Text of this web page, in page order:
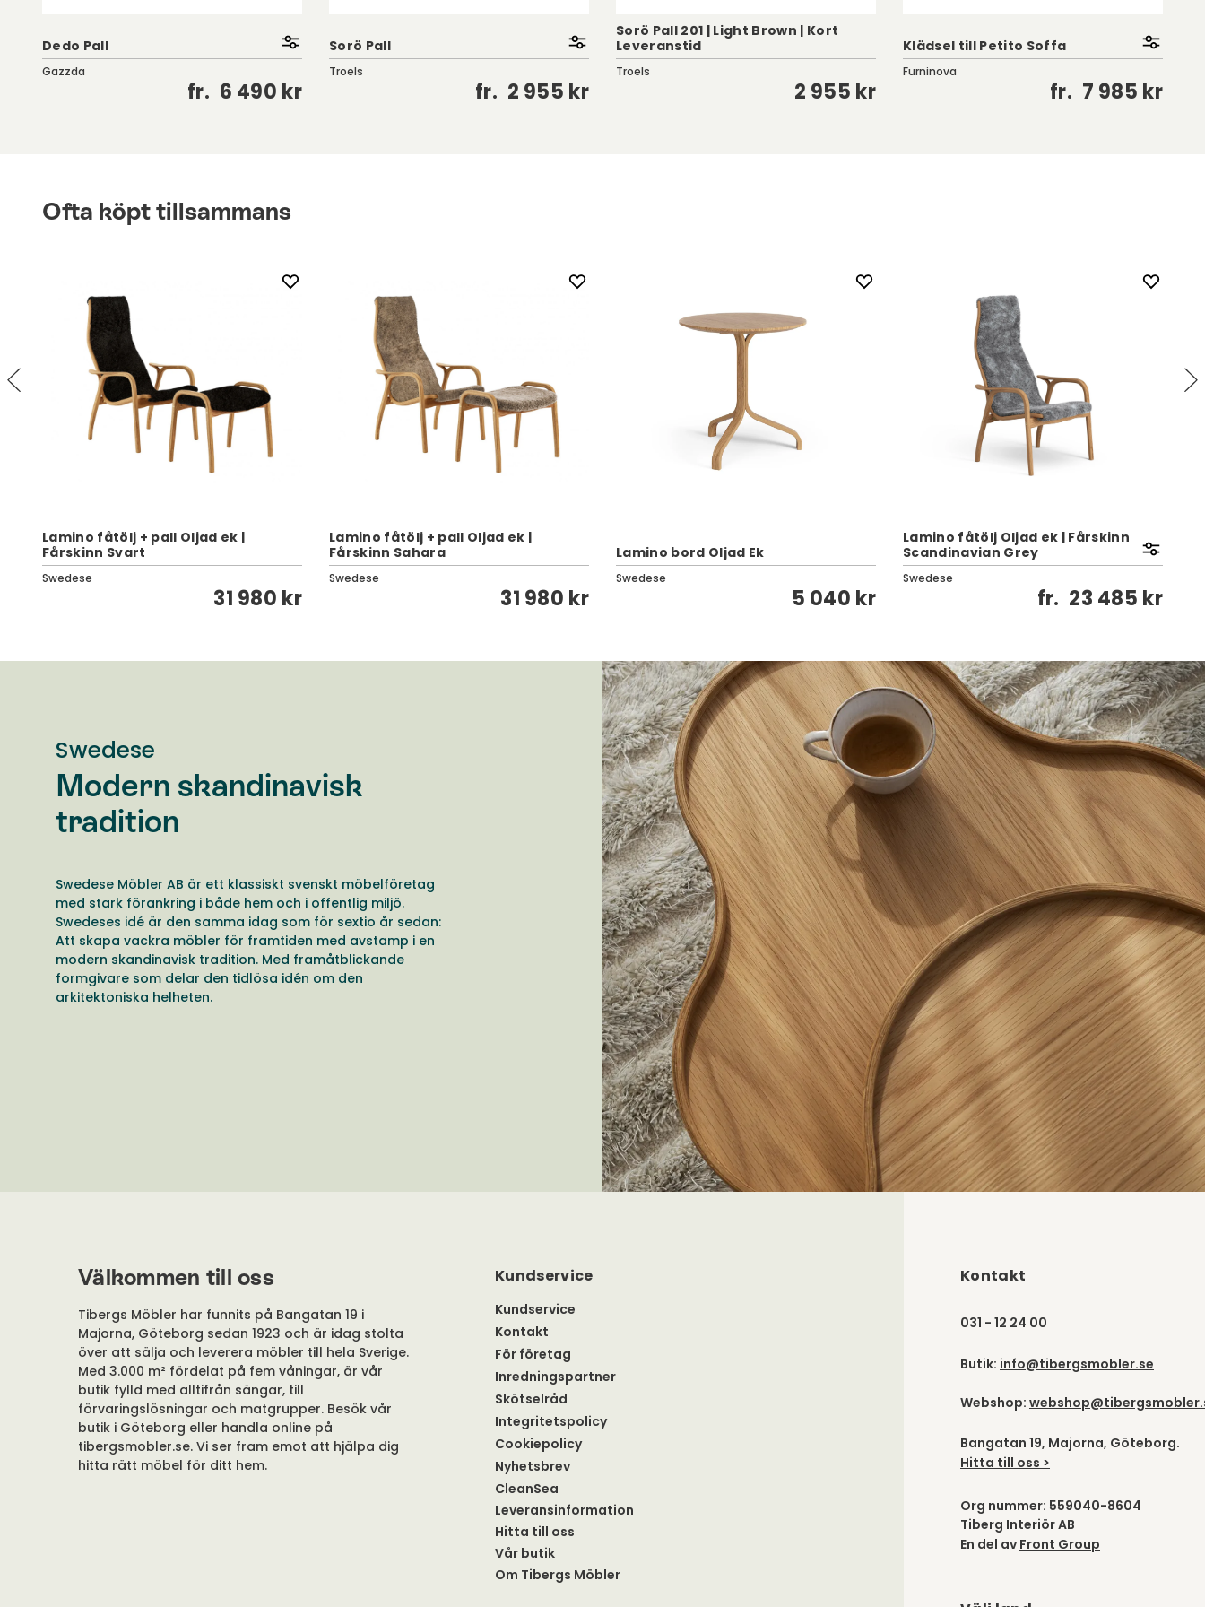
Dedo Pall
Gazzda
fr. 6 490 kr
Sorö Pall
Troels
fr. 2 955 kr
Sorö Pall 201 | Light Brown | Kort
Leveranstid
Troels
2 955 kr
Klädsel till Petito Soffa
Furninova
fr. 7 985 kr
Ofta köpt tillsammans
Lamino fåtölj + pall Oljad ek |
Fårskinn Svart
Swedese
31 980 kr
Lamino fåtölj + pall Oljad ek |
Fårskinn Sahara
Swedese
31 980 kr
Lamino bord Oljad Ek
Swedese
5 040 kr
Lamino fåtölj Oljad ek | Fårskinn
Scandinavian Grey
Swedese
fr. 23 485 kr
Swedese
Modern skandinavisk
tradition
Swedese Möbler AB är ett klassiskt svenskt möbelföretag
med stark förankring i både hem och i offentlig miljö.
Swedeses idé är den samma idag som för sextio år sedan:
Att skapa vackra möbler för framtiden med avstamp i en
modern skandinavisk tradition. Med framåtblickande
formgivare som delar den tidlösa idén om den
arkitektoniska helheten.
Välkommen till oss
Tibergs Möbler har funnits på Bangatan 19 i
Majorna, Göteborg sedan 1923 och är idag stolta
över att sälja och leverera möbler till hela Sverige.
Med 3.000 m² fördelat på fem våningar, är vår
butik fylld med alltifrån sängar, till
förvaringslösningar och matgrupper. Besök vår
butik i Göteborg eller handla online på
tibergsmobler.se. Vi ser fram emot att hjälpa dig
hitta rätt möbel för ditt hem.
Kundservice
Kundservice
Kontakt
För företag
Inredningspartner
Skötselråd
Integritetspolicy
Cookiepolicy
Nyhetsbrev
CleanSea
Leveransinformation
Hitta till oss
Vår butik
Om Tibergs Möbler
Kontakt
031 - 12 24 00
Butik: info@tibergsmobler.se
Webshop:
Bangatan 19, Majorna, Göteborg.
Hitta till oss >
Org nummer: 559040-8604
Tiberg Interiör AB
En del av Front Group